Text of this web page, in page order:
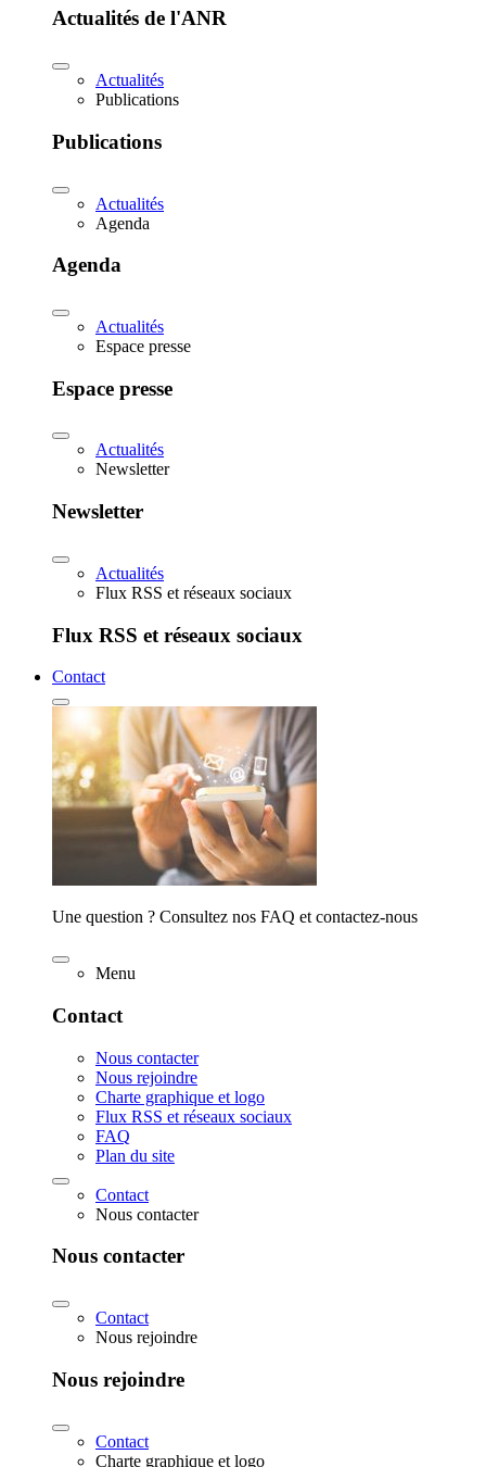
Actualités de l'ANR
Actualités
Publications
Publications
Actualités
Agenda
Agenda
Actualités
Espace presse
Espace presse
Actualités
Newsletter
Newsletter
Actualités
Flux RSS et réseaux sociaux
Flux RSS et réseaux sociaux
Contact
Une question ? Consultez nos FAQ et contactez-nous
Menu
Contact
Nous contacter
Nous rejoindre
Charte graphique et logo
Flux RSS et réseaux sociaux
FAQ
Plan du site
Contact
Nous contacter
Nous contacter
Contact
Nous rejoindre
Nous rejoindre
Contact
Charte graphique et logo